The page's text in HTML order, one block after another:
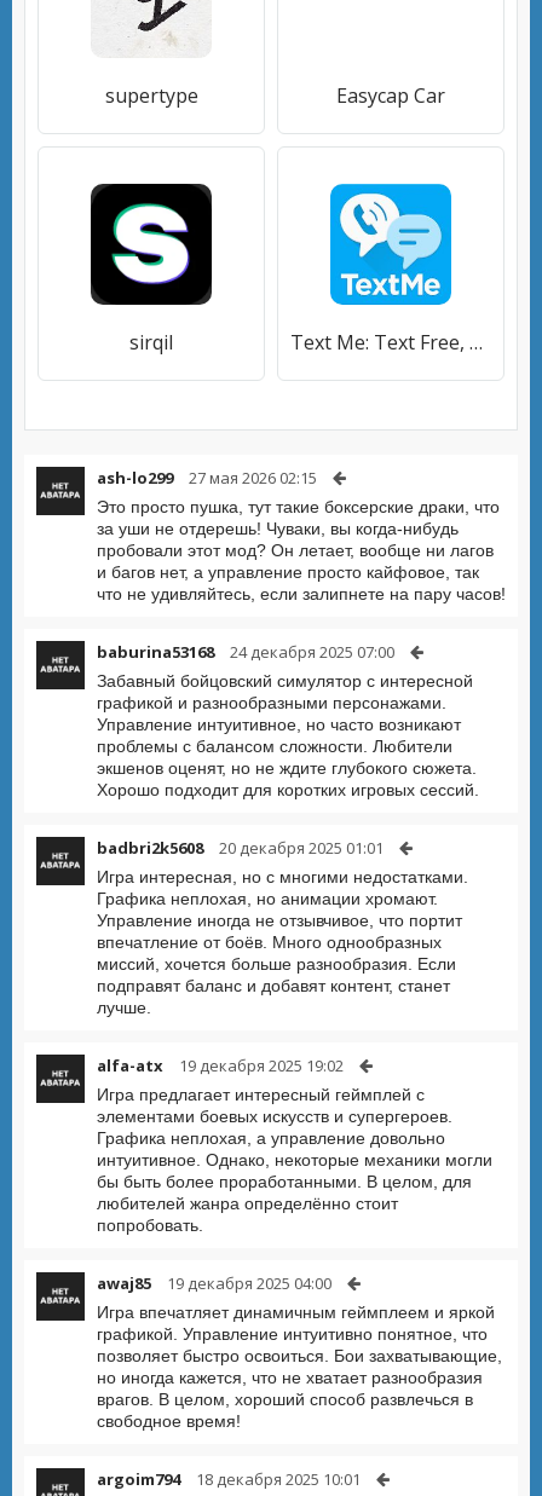
supertype Easycap Car
sirqil Text Me: Text Free, Call Free, Second Phone Number
ash-lo299 27 мая 2026 02:15
Это просто пушка, тут такие боксерские драки, что
за уши не отдерешь! Чуваки, вы когда-нибудь
пробовали этот мод? Он летает, вообще ни лагов
и багов нет, а управление просто кайфовое, так
что не удивляйтесь, если залипнете на пару часов!
baburina53168 24 декабря 2025 07:00
Забавный бойцовский симулятор с интересной
графикой и разнообразными персонажами.
Управление интуитивное, но часто возникают
проблемы с балансом сложности. Любители
экшенов оценят, но не ждите глубокого сюжета.
Хорошо подходит для коротких игровых сессий.
badbri2k5608 20 декабря 2025 01:01
Игра интересная, но с многими недостатками.
Графика неплохая, но анимации хромают.
Управление иногда не отзывчивое, что портит
впечатление от боёв. Много однообразных
миссий, хочется больше разнообразия. Если
подправят баланс и добавят контент, станет
лучше.
alfa-atx 19 декабря 2025 19:02
Игра предлагает интересный геймплей с
элементами боевых искусств и супергероев.
Графика неплохая, а управление довольно
интуитивное. Однако, некоторые механики могли
бы быть более проработанными. В целом, для
любителей жанра определённо стоит
попробовать.
awaj85 19 декабря 2025 04:00
Игра впечатляет динамичным геймплеем и яркой
графикой. Управление интуитивно понятное, что
позволяет быстро освоиться. Бои захватывающие,
но иногда кажется, что не хватает разнообразия
врагов. В целом, хороший способ развлечься в
свободное время!
argoim794 18 декабря 2025 10:01